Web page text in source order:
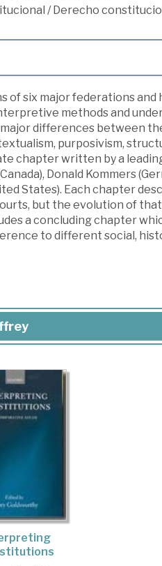
/Derecho
of six major federations
methods and
differences between
purposivism,
chapter written by a
Donald Kommers
States). Each chapter
but the evolution of
a concluding chapter
to different social,